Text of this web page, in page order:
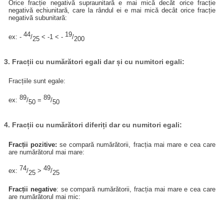
Orice fracție negativă supraunitară e mai mică decăt orice fracție
negativă echiunitară, care la rândul ei e mai mică decât orice fracție
negativă subunitară:
ex: -44/25 < -1 < - 19/200
3. Fracții cu numărători egali dar și cu numitori egali:
Fracțiile sunt egale:
ex:89/50 =89/50
4. Fracții cu numărători diferiți dar cu numitori egali:
Fracții pozitive: se compară numărătorii, fracția mai mare e cea care
are numărătorul mai mare:
ex: 74/25 >49/25
Fracții negative: se compară numărătorii, fracția mai mare e cea care
are numărătorul mai mic: